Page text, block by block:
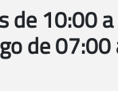
de 10:00
de